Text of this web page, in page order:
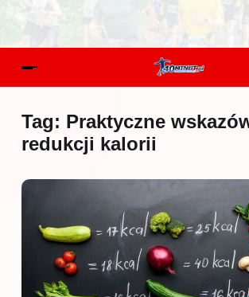
Tag: Praktyczne
redukcji kalorii